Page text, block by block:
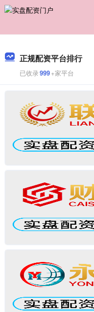
正规配资平台排行
已收录999+家平台